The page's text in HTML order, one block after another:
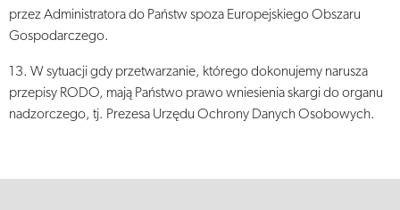
przez Administratora do Państw spoza Europejskiego Obszaru
Gospodarczego.
13. W sytuacji gdy przetwarzanie, którego dokonujemy narusza
przepisy RODO, mają Państwo prawo wniesienia skargi do organu
nadzorczego, tj. Prezesa Urzędu Ochrony Danych Osobowych.